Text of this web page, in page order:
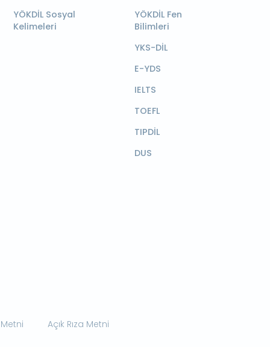
YÖKDİL Sosyal
Kelimeleri
YÖKDİL Fen
Bilimleri
YKS-DİL
E-YDS
IELTS
TOEFL
TIPDİL
DUS
Açık Rıza Metni